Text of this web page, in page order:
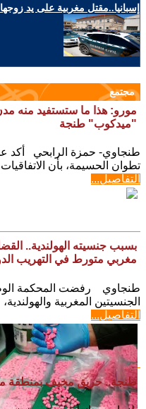
إسبانيا..مقتل مغربية على يد
مجتمع
مورو: هذا ما ستستفيد منه مدن
"ميدكوب" طنجة
طنجاوي- حمزة الرابحي
تطوان الحسيمة، بأن
التفاصيل...
بسبب جنسيته الهولندية..
مغربي متورط في التهريب
طنجاوي رفضت المحكمة
الجنسيتين المغربية
التفاصيل...
طنجة.. حريق مخيف بمنطقة